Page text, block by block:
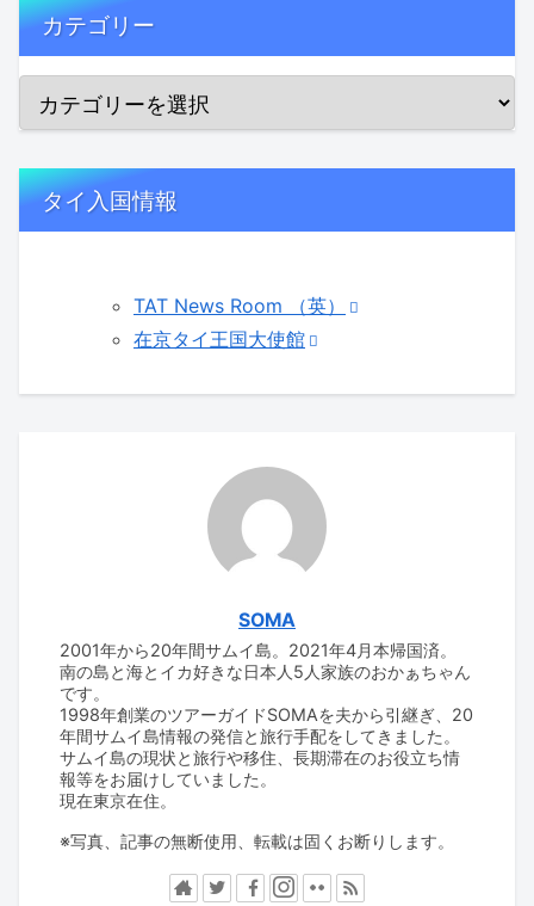
カテゴリー
タイ入国情報
TAT News Room （英）
在京タイ王国大使館
SOMA
2001年から20年間サムイ島。2021年4月本帰国済。
南の島と海とイカ好きな日本人5人家族のおかぁちゃん
です。
1998年創業のツアーガイドSOMAを夫から引継ぎ、20
年間サムイ島情報の発信と旅行手配をしてきました。
サムイ島の現状と旅行や移住、長期滞在のお役立ち情
報等をお届けしていました。
現在東京在住。
※写真、記事の無断使用、転載は固くお断りします。